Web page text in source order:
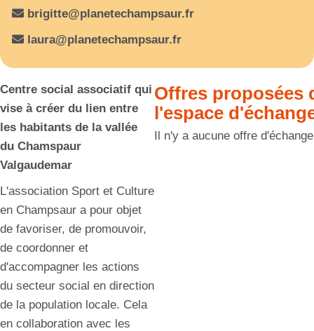
brigitte@planetechampsaur.fr
laura@planetechampsaur.fr
Centre social associatif qui
vise à créer du lien entre
les habitants de la vallée
du Chamspaur
Valgaudemar
L'association Sport et Culture
en Champsaur a pour objet
de favoriser, de promouvoir,
de coordonner et
d'accompagner les actions
du secteur social en direction
de la population locale. Cela
en collaboration avec les
Offres proposées
l'espace
Il n'y a aucune offre